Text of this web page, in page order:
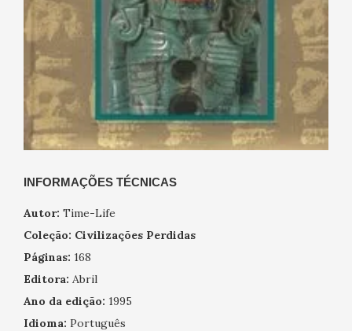
INFORMAÇÕES TÉCNICAS
Autor: Time-Life
Coleção: Civilizações Perdidas
Páginas: 168
Editora: Abril
Ano da edição: 1995
Idioma: Português